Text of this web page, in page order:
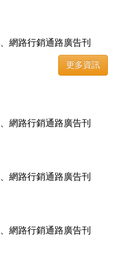
全面優惠中....
網路行銷通路廣告刊
全面優惠中....
更多資訊
網路行銷通路廣告刊
全面優惠中....
網路行銷通路廣告刊
全面優惠中....
網路行銷通路廣告刊
全面優惠中....